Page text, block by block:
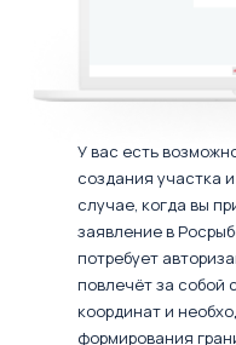
У вас есть
создания участка
случае, когда вы
заявление в
потребует
повлечёт за собой
координат и
формирования